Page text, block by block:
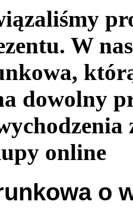
W
dowolny
online
o